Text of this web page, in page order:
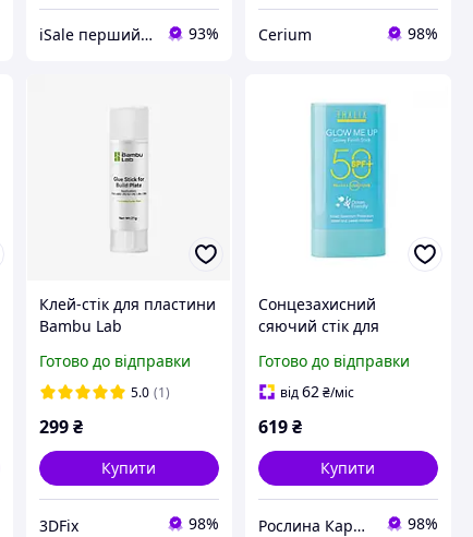
iSale перший інтернет-магазин чесних цін и оригінальних товарів 93% Cerium 98%
Клей-стік для пластини
Bambu Lab
Готово до відправки
5.0 (1)
299 ₴
Купити
3DFix 98%
Сонцезахисний
сяючий стік для
Thalia, 20 мл
Готово до відправки
від62₴/міс
619₴
Купити
Рослина Карпатська 98%